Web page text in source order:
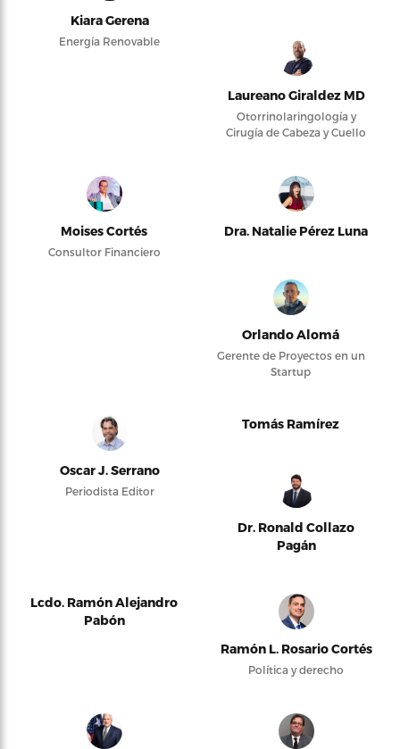
Kiara Gerena
Energía Renovable
Laureano Giraldez MD
Otorrinolaringología y
Cirugía de Cabeza y Cuello
Moises Cortés
Consultor Financiero
Dra. Natalie Pérez Luna
Orlando Alomá
Gerente de Proyectos en un
Startup
Oscar J. Serrano
Periodista Editor
Tomás Ramírez
Dr. Ronald Collazo
Pagán
Lcdo. Ramón Alejandro
Pabón
Ramón L. Rosario Cortés
Política y derecho